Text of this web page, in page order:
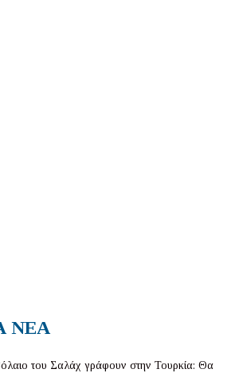
ΝΕΑ
του Σαλάχ γράφουν στην Τουρκία: Θα